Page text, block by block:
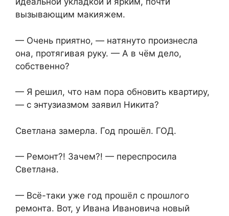
вызывающим макияжем.
— Очень приятно, — натянуто произнесла
она, протягивая руку. — А в чём дело,
собственно?
— Я решил, что нам пора обновить квартиру,
— с энтузиазмом заявил Никита?
Светлана замерла. Год прошёл. ГОД.
— Ремонт?! Зачем?! — переспросила
Светлана.
— Всё-таки уже год прошёл с прошлого
ремонта. Вот, у Ивана Ивановича новый